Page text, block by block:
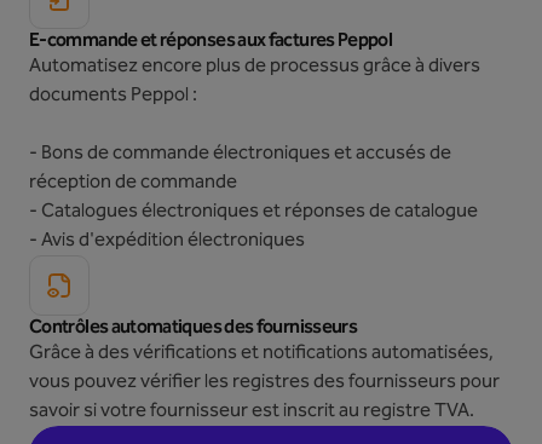
E-commande et réponses aux factures Peppol
Automatisez encore plus de processus grâce à divers
documents Peppol :
- Bons de commande électroniques et accusés de
réception de commande
- Catalogues électroniques et réponses de catalogue
- Avis d'expédition électroniques
Contrôles automatiques des fournisseurs
Grâce à des vérifications et notifications automatisées,
vous pouvez vérifier les registres des fournisseurs pour
savoir si votre fournisseur est inscrit au registre TVA.